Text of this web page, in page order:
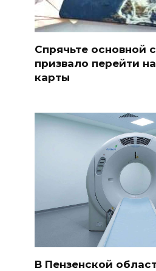
Спрячьте основной
призвало перейти
карты
В Пензенской